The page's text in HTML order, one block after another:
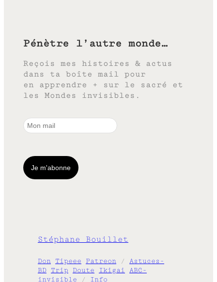
Pénètre l’autre monde…
Reçois mes histoires & actus
dans ta boîte mail pour
en apprendre + sur le sacré et
les Mondes invisibles.
Stéphane Bouillet
Don Tipeee Patreon / Astuces-
BD Trip Doute Ikigai ABC-
invisible / Info